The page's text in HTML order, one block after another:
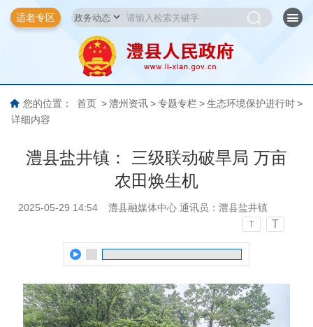
适老专区
您的位置： 首页 > 澧州资讯 > 专题专栏 > 生态环境保护进行时 >
详细内容
澧县盐井镇： 三级联动破旱局 万亩
农田焕生机
2025-05-29 14:54 澧县融媒体中心 通讯员：澧县盐井镇
T T